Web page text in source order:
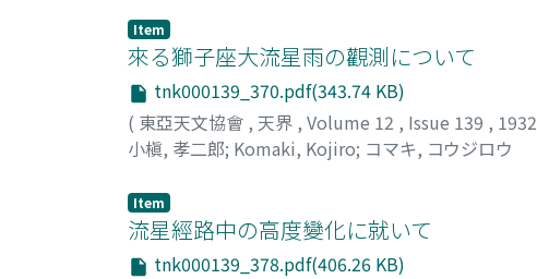
Item
來る獅子座大流星雨の觀測について
tnk000139_370.pdf(343.74 KB)
( 東亞天文協會 , 天界 , Volume 12 , Issue 139 , 1932
小槇, 孝二郎; Komaki, Kojiro; コマキ, コウジロウ
Item
流星經路中の高度變化に就いて
tnk000139_378.pdf(406.26 KB)